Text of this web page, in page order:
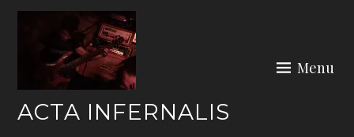
Skip
ACTA INFERNALIS
Menu